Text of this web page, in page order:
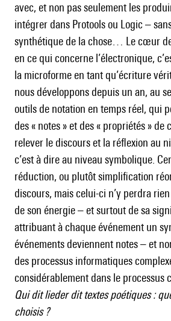
avec, et non pas seulement les
intégrer dans Protools ou Logic –
synthétique de la chose… Le cœur
en ce qui concerne l’électronique,
la microforme en tant qu’écriture
nous développons depuis un an, au
outils de notation en temps réel, qui
des « notes » et des « propriétés » de
relever le discours et la réflexion au
c’est à dire au niveau symbolique.
réduction, ou plutôt simplification
discours, mais celui-ci n’y perdra
de son énergie – et surtout de sa
attribuant à chaque événement un
événements deviennent notes – et
des processus informatiques
considérablement dans le processus
Qui dit lieder dit textes poétiques :
choisis ?